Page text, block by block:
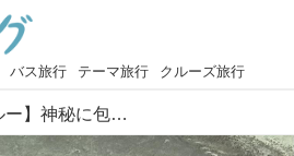
バス旅行 テーマ旅行 クルーズ旅行
【南米・ペルー】神秘に包まれた世界遺産“ナスカの地上絵”の謎に迫る